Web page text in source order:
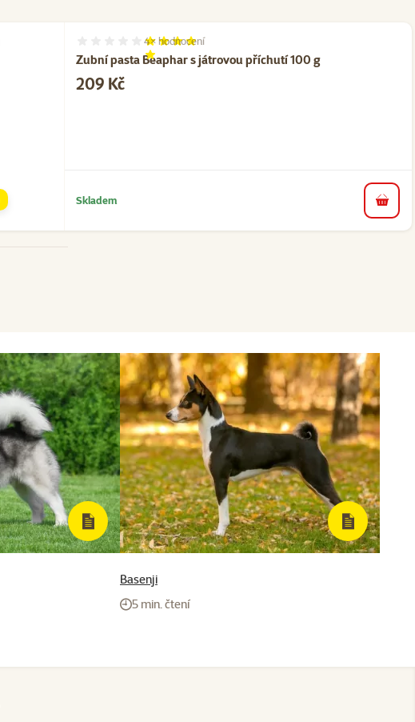
Zubní pasta Beaphar s játrovou příchutí 100 g
Hodnocení 85%, počet hodnocení: 4
4× hodnocení
Cena
209 Kč
Skladem do
Basenji
5 min. čtení